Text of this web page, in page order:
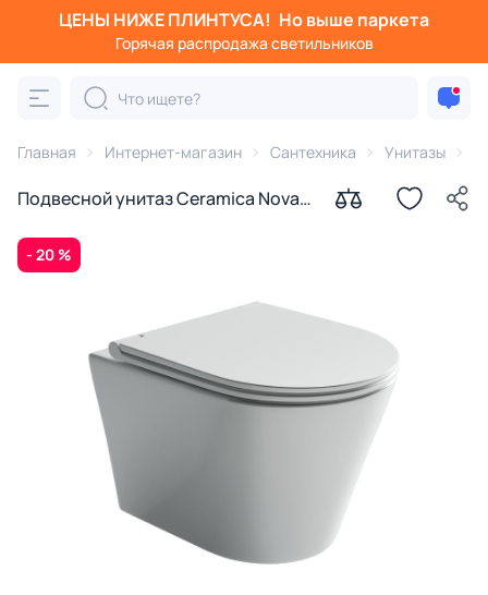
ЦЕНЫ НИЖЕ ПЛИНТУСА! Но выше паркета
Горячая распродажа светильников
Главная Интернет-магазин Сантехника Унитазы
Подвесной унитаз Ceramica Nova
- 20 %